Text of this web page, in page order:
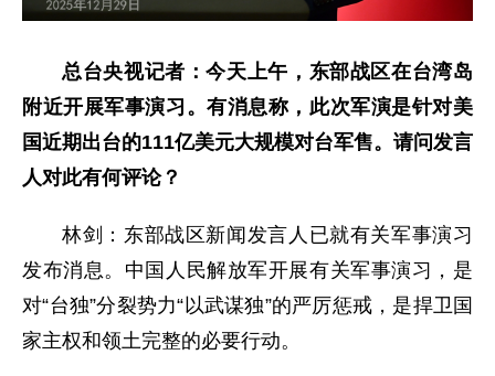
总台央视记者：今天上午，东部战区在台湾岛
附近开展军事演习。有消息称，此次军演是针对美
国近期出台的111亿美元大规模对台军售。请问发言
人对此有何评论？
林剑：东部战区新闻发言人已就有关军事演习
发布消息。中国人民解放军开展有关军事演习，是
对“台独”分裂势力“以武谋独”的严厉惩戒，是捍卫国
家主权和领土完整的必要行动。